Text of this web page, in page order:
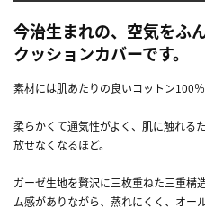
今治生まれの、空気をふ
クッションカバーです。
素材には肌あたりの良いコットン100
柔らかくて通気性がよく、肌に触れる
放せなくなるほど。
ガーゼ生地を贅沢に三枚重ねた三重構
ム感がありながら、蒸れにくく、オー